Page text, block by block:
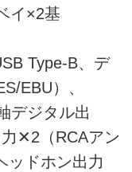
イ×2基
Type-B、デ
EBU）、
デジタル出
✕2（RCAアン
ッドホン出力